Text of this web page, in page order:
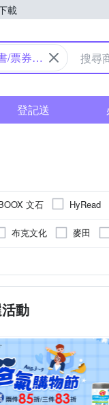
載
物中心
/票券/
登記送
文石 HyRead
布克文化 麥田
經濟新潮社 格林
衛城出版
學/社會議題
勵志故事/散文
兒童文學 文學小說
動